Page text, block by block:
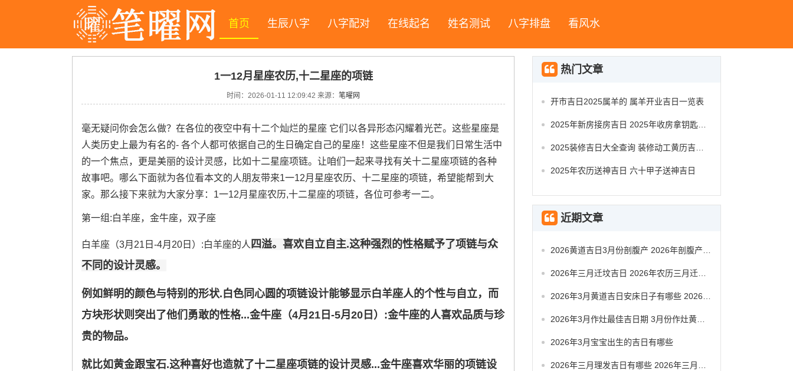
首页 生辰八字 八字配对 在线起名 姓名测试 八字排盘 看风水
1一12月星座农历,十二星座的项链
时间： 2026-01-11 12:09:42 来源： 笔曜网
毫无疑问你会怎么做？在各位的夜空中有十二个灿烂的星座 它们以各异形态闪耀着光芒。这些星座是
人类历史上最为有名的- 各个人都可依据自己的生日确定自己的星座！这些星座不但是我们日常生活中
的一个焦点，更是美丽的设计灵感，比如十二星座项链。让咱们一起来寻找有关十二星座项链的各种
故事吧。哪么下面就为各位看本文的人朋友带来1一12月星座农历、十二星座的项链，希望能帮到大
家。那么接下来就为大家分享：1一12月星座农历,十二星座的项链，各位可参考一二。
第一组:白羊座，金牛座，双子座
白羊座（3月21日-4月20日）:白羊座的人 四溢。喜欢自立自主.这种强烈的性格赋予了项链与众
不同的设计灵感。
例如鲜明的颜色与特别的形状.白色同心圆的项链设计能够显示白羊座人的个性与自立，而
方块形状则突出了他们勇敢的性格...金牛座（4月21日-5月20日）:金牛座的人喜欢品质与珍
贵的物品。
就比如黄金跟宝石.这种喜好也造就了十二星座项链的设计灵感...金牛座喜欢华丽的项链设
热门文章
开市吉日2025属羊的 属羊开业吉日一览表
2025年农历送神吉日 六十甲子送神吉日
近期文章
2026年3月宝宝出生的吉日有哪些